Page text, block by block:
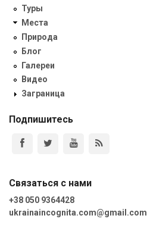
Туры
Места
Природа
Блог
Галереи
Видео
Заграница
Подпишитесь
Связаться с нами
+38 050 9364428
ukrainaincognita.com@gmail.com